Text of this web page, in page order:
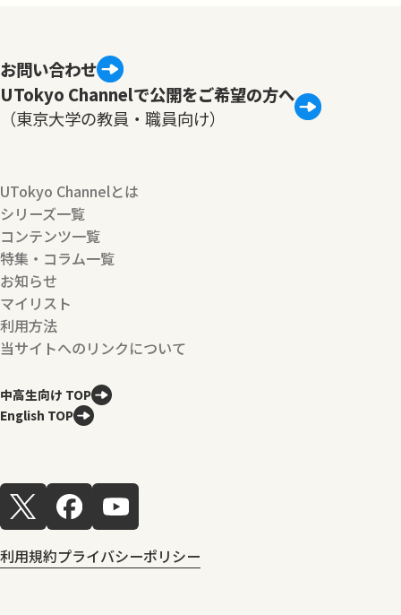
お問い合わせ
UTokyo Channelで公開をご希望の方へ
（東京大学の教員・職員向け）
UTokyo Channelとは
シリーズ一覧
コンテンツ一覧
特集・コラム一覧
お知らせ
マイリスト
利用方法
当サイトへのリンクについて
中高生向け TOP
English TOP
利用規約プライバシーポリシー